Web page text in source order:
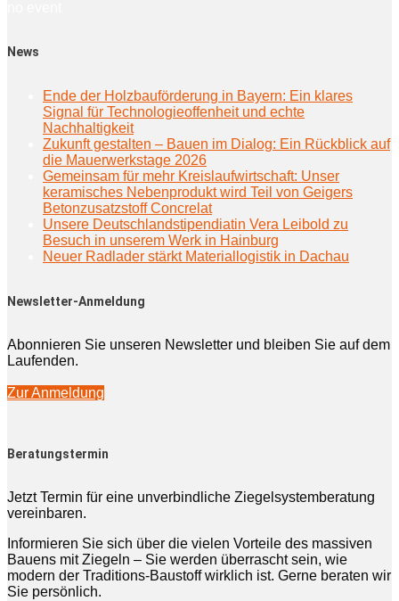
News
Ende der Holzbauförderung in Bayern: Ein klares
Signal für Technologieoffenheit und echte
Nachhaltigkeit
Zukunft gestalten – Bauen im Dialog: Ein Rückblick auf
die Mauerwerkstage 2026
Gemeinsam für mehr Kreislaufwirtschaft: Unser
keramisches Nebenprodukt wird Teil von Geigers
Betonzusatzstoff Concrelat
Unsere Deutschlandstipendiatin Vera Leibold zu
Besuch in unserem Werk in Hainburg
Neuer Radlader stärkt Materiallogistik in Dachau
Newsletter-Anmeldung
Abonnieren Sie unseren Newsletter und bleiben Sie auf dem
Laufenden.
Zur Anmeldung
Beratungstermin
Jetzt Termin für eine unverbindliche Ziegelsystemberatung
vereinbaren.
Informieren Sie sich über die vielen Vorteile des massiven
Bauens mit Ziegeln – Sie werden überrascht sein, wie
modern der Traditions-Baustoff wirklich ist. Gerne beraten wir
Sie persönlich.